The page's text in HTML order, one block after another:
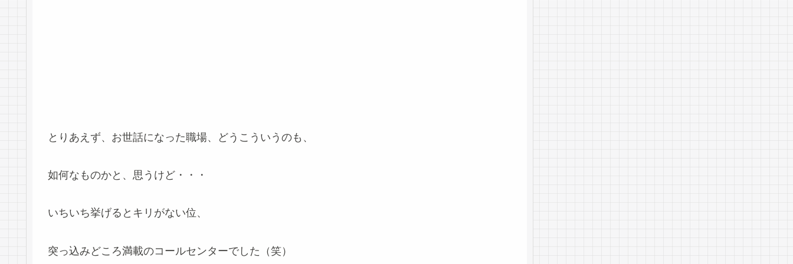
とりあえず、お世話になった職場、どうこういうのも、
如何なものかと、思うけど・・・
いちいち挙げるとキリがない位、
突っ込みどころ満載のコールセンターでした（笑）